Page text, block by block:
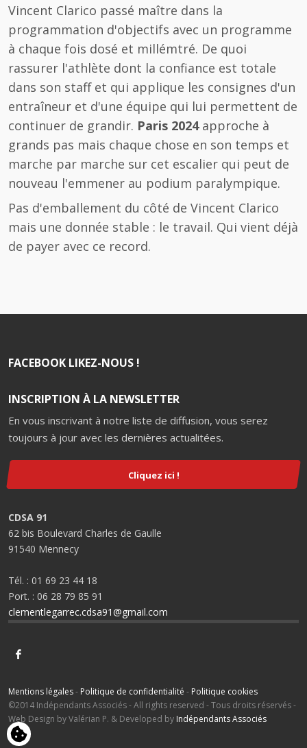
Vincent Clarico passé maître dans la
programmation d'objectifs avec un programme
à chaque fois dosé et millémtré. De quoi
rassurer l'athlète dont la confiance est totale
dans son staff et qui applique les consignes d'un
entraîneur et d'une équipe qui lui permettent de
continuer de grandir. Paris 2024approche à
grands pas mais chaque chose en son temps et
marche par marche sur cet escalier qui peut de
nouveau l'emmener au podium paralympique.
Pas d'emballement du côté de Vincent Clarico
mais une donnée stable : le travail. Qui vient déjà
de payer avec ce record.
FACEBOOK LIKEZ-NOUS !
INSCRIPTION À LA NEWSLETTER
En vous inscrivant à notre liste de diffusion, vous serez
toujours à jour avec les dernières actualitées.
Cliquez ici !
CDSA 91
62 bis Boulevard Charles de Gaulle
91540 Mennecy
Tél. : 01 69 23 44 18
Port. : 06 28 79 85 91
clementlegarrec.cdsa91@gmail.com
Mentions légales- Politique de confidentialité - Politique cookies
©2014 Indépendants Associés - All rights reserved - Tous droits réservés -
Web Design by Valérian P. & Developed by Indépendants Associés